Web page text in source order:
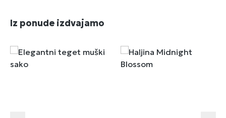
Preskoči galeriju proizvoda
Iz ponude izdvajamo